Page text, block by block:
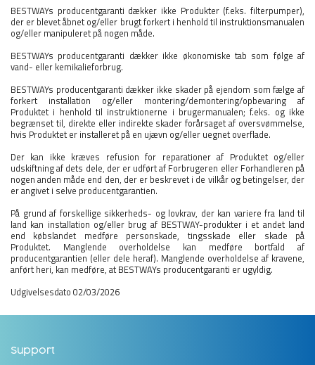
BESTWAYs producentgaranti dækker ikke Produkter (f.eks. filterpumper),
der er blevet åbnet og/eller brugt forkert i henhold til instruktionsmanualen
og/eller manipuleret på nogen måde.
BESTWAYs producentgaranti dækker ikke økonomiske tab som følge af
vand- eller kemikalieforbrug.
BESTWAYs producentgaranti dækker ikke skader på ejendom som fælge af
forkert installation og/eller montering/demontering/opbevaring af
Produktet i henhold til instruktionerne i brugermanualen; f.eks. og ikke
begrænset til, direkte eller indirekte skader forårsaget af oversvømmelse,
hvis Produktet er installeret på en ujævn og/eller uegnet overflade.
Der kan ikke kræves refusion for reparationer af Produktet og/eller
udskiftning af dets dele, der er udført af Forbrugeren eller Forhandleren på
nogen anden måde end den, der er beskrevet i de vilkår og betingelser, der
er angivet i selve producentgarantien.
På grund af forskellige sikkerheds- og lovkrav, der kan variere fra land til
land kan installation og/eller brug af BESTWAY-produkter i et andet land
end købslandet medføre personskade, tingsskade eller skade på
Produktet. Manglende overholdelse kan medføre bortfald af
producentgarantien (eller dele heraf). Manglende overholdelse af kravene,
anført heri, kan medføre, at BESTWAYs producentgaranti er ugyldig.
Udgivelsesdato 02/03/2026
Support